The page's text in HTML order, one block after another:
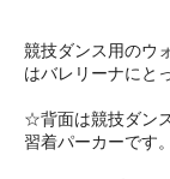
競技ダンス用のウ
はバレリーナにと
☆背面は競技ダン
習着パーカーです。